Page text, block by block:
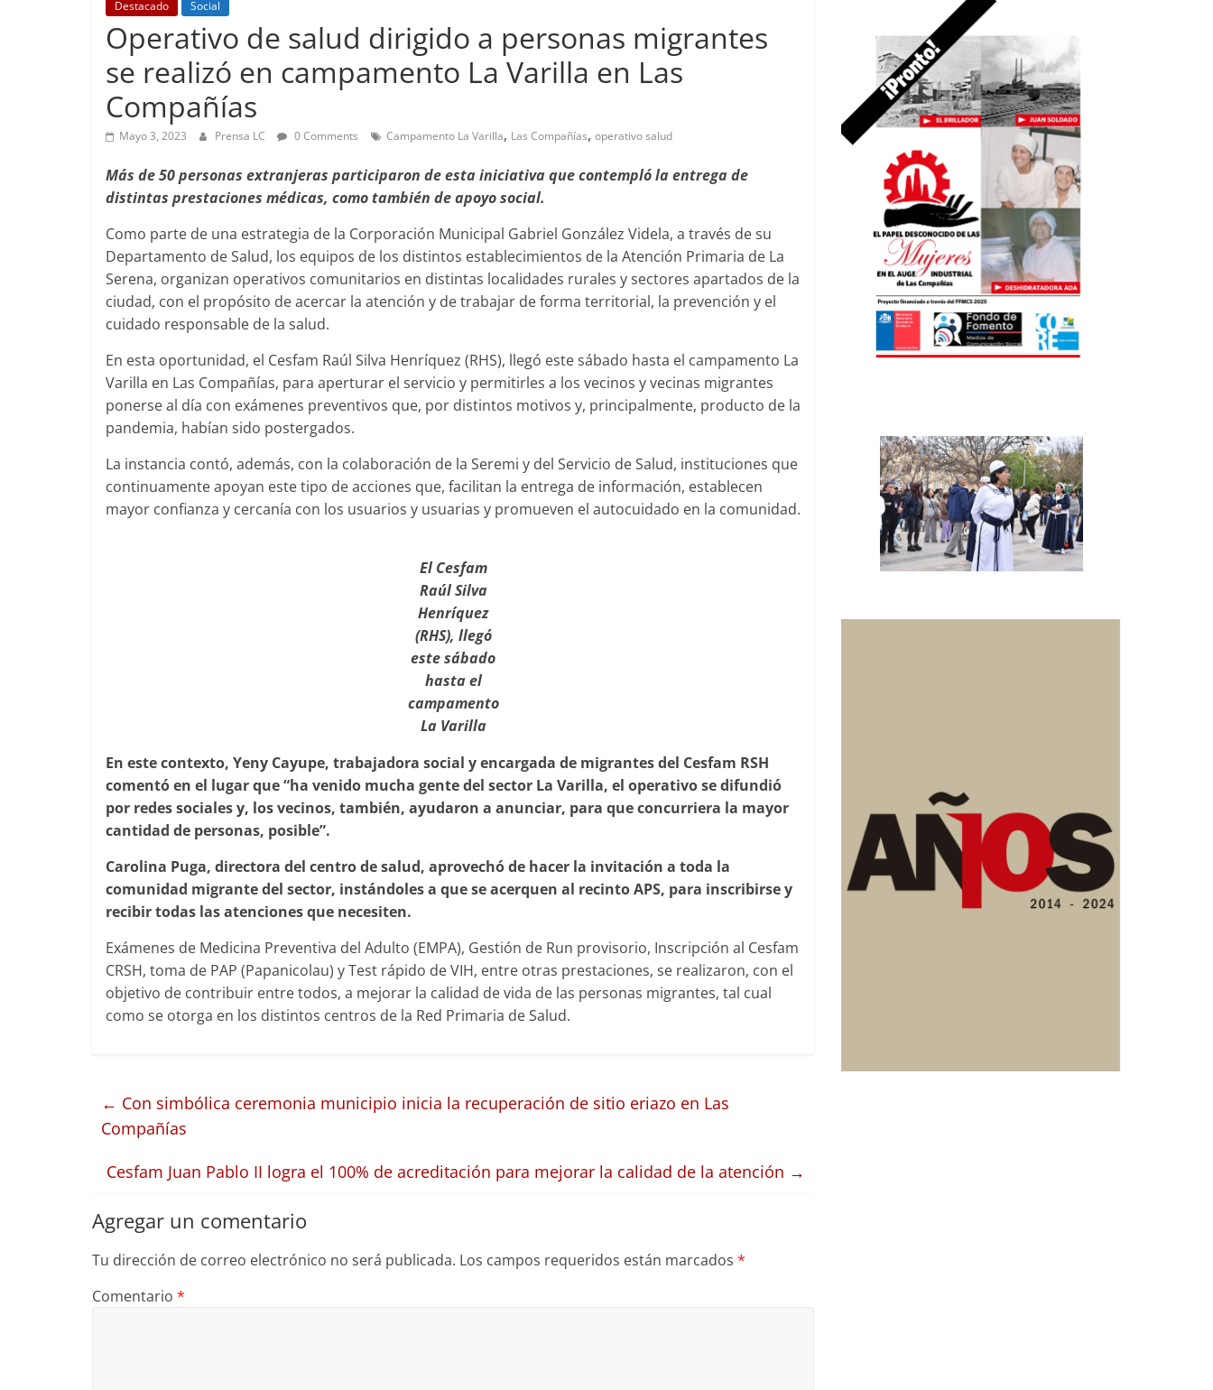
Destacado Social
Operativo de salud dirigido a personas migrantes
se realizó en campamento La Varilla en Las
Compañías
Mayo 3, 2023 Prensa LC 0 Comments Campamento La Varilla, Las Compañías, operativo salud
Más de 50 personas extranjeras participaron de esta iniciativa que contempló la entrega de
distintas prestaciones médicas, como también de apoyo social.
Como parte de una estrategia de la Corporación Municipal Gabriel González Videla, a través de su
Departamento de Salud, los equipos de los distintos establecimientos de la Atención Primaria de La
Serena, organizan operativos comunitarios en distintas localidades rurales y sectores apartados de la
ciudad, con el propósito de acercar la atención y de trabajar de forma territorial, la prevención y el
cuidado responsable de la salud.
En esta oportunidad, el Cesfam Raúl Silva Henríquez (RHS), llegó este sábado hasta el campamento La
Varilla en Las Compañías, para aperturar el servicio y permitirles a los vecinos y vecinas migrantes
ponerse al día con exámenes preventivos que, por distintos motivos y, principalmente, producto de la
pandemia, habían sido postergados.
La instancia contó, además, con la colaboración de la Seremi y del Servicio de Salud, instituciones que
continuamente apoyan este tipo de acciones que, facilitan la entrega de información, establecen
mayor confianza y cercanía con los usuarios y usuarias y promueven el autocuidado en la comunidad.
El Cesfam
Raúl Silva
Henríquez
(RHS), llegó
este sábado
hasta el
campamento
La Varilla
En este contexto, Yeny Cayupe, trabajadora social y encargada de migrantes del Cesfam RSH
comentó en el lugar que “ha venido mucha gente del sector La Varilla, el operativo se difundió
por redes sociales y, los vecinos, también, ayudaron a anunciar, para que concurriera la mayor
cantidad de personas, posible”.
Carolina Puga, directora del centro de salud, aprovechó de hacer la invitación a toda la
comunidad migrante del sector, instándoles a que se acerquen al recinto APS, para inscribirse y
recibir todas las atenciones que necesiten.
Exámenes de Medicina Preventiva del Adulto (EMPA), Gestión de Run provisorio, Inscripción al Cesfam
CRSH, toma de PAP (Papanicolau) y Test rápido de VIH, entre otras prestaciones, se realizaron, con el
objetivo de contribuir entre todos, a mejorar la calidad de vida de las personas migrantes, tal cual
como se otorga en los distintos centros de la Red Primaria de Salud.
← Con simbólica ceremonia municipio inicia la recuperación de sitio eriazo en Las
Compañías
Cesfam Juan Pablo II logra el 100% de acreditación para mejorar la calidad de la atención →
Agregar un comentario
Tu dirección de correo electrónico no será publicada. Los campos requeridos están marcados *
Comentario *
Foco Vecinal
Abril 26, 2019 Prensa LC 0